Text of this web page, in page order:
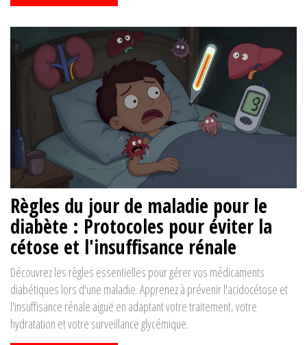
Règles du jour de maladie pour le
diabète : Protocoles pour éviter la
cétose et l'insuffisance rénale
Découvrez les règles essentielles pour gérer vos médicaments
diabétiques lors d'une maladie. Apprenez à prévenir l'acidocétose et
l'insuffisance rénale aiguë en adaptant votre traitement, votre
hydratation et votre surveillance glycémique.